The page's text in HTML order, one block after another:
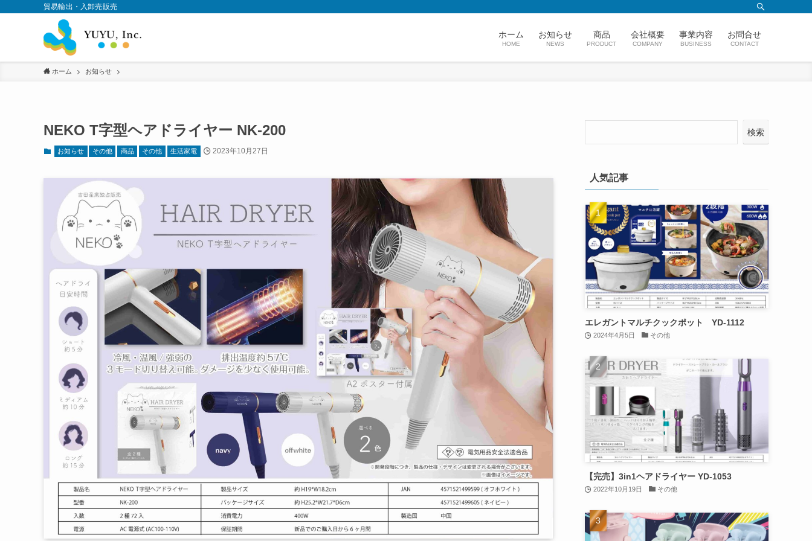
貿易輸出・入卸売販売
ホーム
HOME
お知らせ
NEWS
商品
PRODUCT
会社概要
COMPANY
事業内容
BUSINESS
お問合せ
CONTACT
ホーム お知らせ
NEKO T字型ヘアドライヤー NK-200
お知らせ その他 商品 その他 生活家電 2023年10月27日
検索
人気記事
エレガントマルチクックポット YD-1112
2024年4月5日 その他
【完売】3in1ヘアドライヤー YD-1053
2022年10月19日 その他